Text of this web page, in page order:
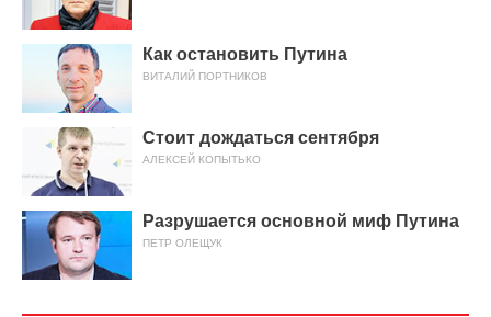
Как остановить Путина
ВИТАЛИЙ ПОРТНИКОВ
Стоит дождаться сентября
АЛЕКСЕЙ КОПЫТЬКО
Разрушается основной миф Путина
ПЕТР ОЛЕЩУК